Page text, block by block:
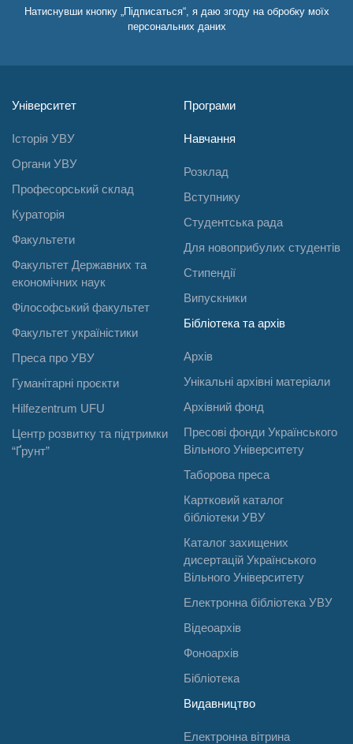
Натиснувши кнопку „Підписаться“, я даю згоду на обробку моїх
персональних даних
Університет
Історія УВУ
Органи УВУ
Професорський склад
Кураторія
Факультети
Факультет Державних та
економічних наук
Філософський факультет
Факультет україністики
Преса про УВУ
Гуманітарні проєкти
Hilfezentrum UFU
Центр розвитку та підтримки
“Ґрунт”
Програми
Навчання
Розклад
Вступнику
Студентська рада
Для новоприбулих студентів
Стипендії
Випускники
Бібліотека та архів
Архів
Унікальні архівні матеріали
Архівний фонд
Пресові фонди Українського
Вільного Університету
Таборова преса
Картковий каталог
бібліотеки УВУ
Каталог захищених
дисертацій Українського
Вільного Університету
Електронна бібліотека УВУ
Відеоархів
Фоноархів
Бібліотека
Видавництво
Електронна вітрина